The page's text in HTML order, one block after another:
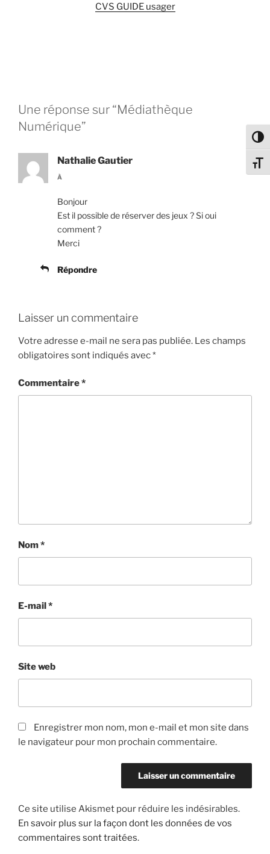
CVS GUIDE usager
Une réponse sur “Médiathèque
Numérique”
Nathalie Gautier
À
Bonjour
Est il possible de réserver des jeux ? Si oui
comment ?
Merci
Répondre
Laisser un commentaire
Votre adresse e-mail ne sera pas publiée. Les champs
obligatoires sont indiqués avec*
Commentaire*
Nom*
E-mail *
Site web
Enregistrer mon nom, mon e-mail et mon site dans
le navigateur pour mon prochain commentaire.
Ce site utilise Akismet pour réduire les indésirables.
En savoir plus sur la façon dont les données de vos
commentaires sont traitées.